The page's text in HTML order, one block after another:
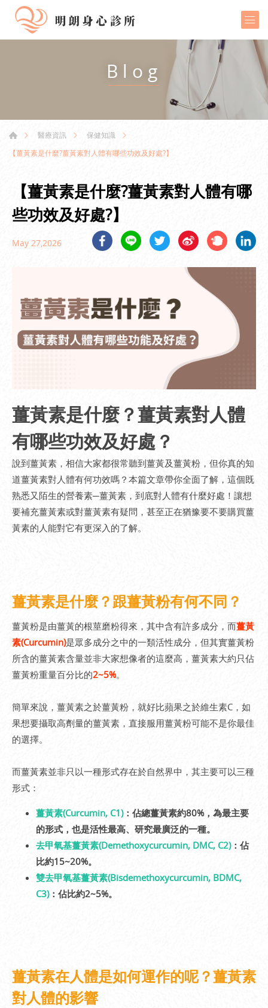
Blog
醫療資訊
保健知識
【薑黃素是什麼?薑黃素對人體有哪些功效及好處?】
【薑黃素是什麼?薑黃素對人體有哪
些功效及好處?】
May 27,2026
薑黃素是什麼？薑黃素對人體
有哪些功效及好處？
說到薑黃素，相信大家都很常聽到薑黃及薑黃粉，但你真的知
道薑黃素對人體有何功效嗎？本篇文章帶你全面了解，這個既
熟悉又陌生的營養素─薑黃素，到底對人體有什麼好處！讓想
要補充薑黃素或對薑黃素有疑問，甚至正在猶豫要不要購買薑
黃素的人能對它有更深入的了解。
薑黃素是什麼？跟薑黃粉有何不同？
薑黃粉是由薑黃的根莖磨粉得來，其中含有許多成分，而薑黃
素(Curcumin)是眾多成分之中的一類活性成分，但其實薑黃粉
所含的薑黃素含量並非大家想像者的這麼高，薑黃素大約只佔
薑黃粉重量百分比的2~5%。
簡單來說，薑黃素之於薑黃粉，就好比蘋果之於維生素C，如
果想要攝取高劑量的薑黃素，直接服用薑黃粉可能不是你最佳
的選擇。
而薑黃素並非只以一種形式存在於自然界中，其主要可以三種
形式：
薑黃素(Curcumin, C1)：佔總薑黃素約80%，為最主要
的形式，也是活性最高、研究最廣泛的一種。
去甲氧基薑黃素(Demethoxycurcumin, DMC, C2)：佔
比約15~20%。
雙去甲氧基薑黃素(Bisdemethoxycurcumin, BDMC,
C3)：佔比約2~5%。
薑黃素在人體是如何運作的呢？薑黃素
對人體的影響